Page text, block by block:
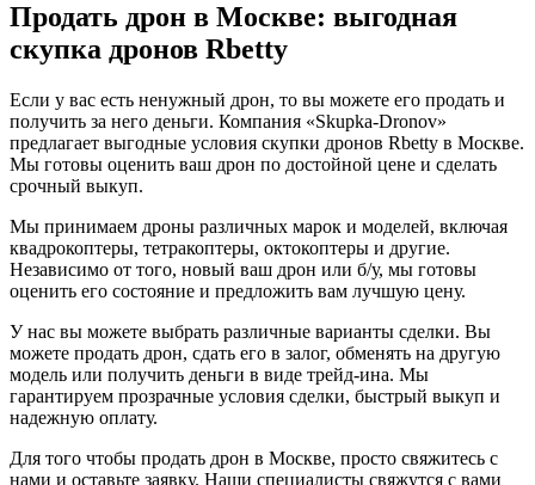
Продать дрон в Москве: выгодная
скупка дронов Rbetty
Если у вас есть ненужный дрон, то вы можете его продать и
получить за него деньги. Компания «Skupka-Dronov»
предлагает выгодные условия скупки дронов Rbetty в Москве.
Мы готовы оценить ваш дрон по достойной цене и сделать
срочный выкуп.
Мы принимаем дроны различных марок и моделей, включая
квадрокоптеры, тетракоптеры, октокоптеры и другие.
Независимо от того, новый ваш дрон или б/у, мы готовы
оценить его состояние и предложить вам лучшую цену.
У нас вы можете выбрать различные варианты сделки. Вы
можете продать дрон, сдать его в залог, обменять на другую
модель или получить деньги в виде трейд-ина. Мы
гарантируем прозрачные условия сделки, быстрый выкуп и
надежную оплату.
Для того чтобы продать дрон в Москве, просто свяжитесь с
нами и оставьте заявку. Наши специалисты свяжутся с вами